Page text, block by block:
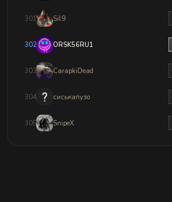
301 Sil9
302 ORSK56RU1
303 CarapkiDead
304 сиськапузо
305 SnipeX